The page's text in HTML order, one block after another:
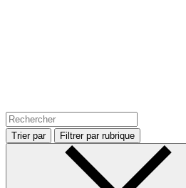
Trier par Filtrer par rubrique